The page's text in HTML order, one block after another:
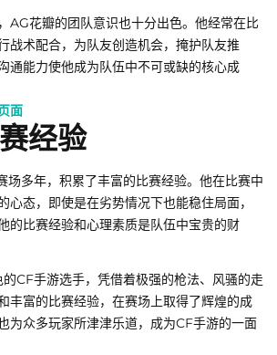
AG花瓣的团队意识也十分出色。他经常在比
战术配合，为队友创造机会，掩护队友推
通能力使他成为队伍中不可或缺的核心成
面
经验
场多年，积累了丰富的比赛经验。他在比赛中
心态，即使是在劣势情况下也能稳住局面，
的比赛经验和心理素质是队伍中宝贵的财
CF手游选手，凭借着极强的枪法、风骚的走
丰富的比赛经验，在赛场上取得了辉煌的成
为众多玩家所津津乐道，成为CF手游的一面